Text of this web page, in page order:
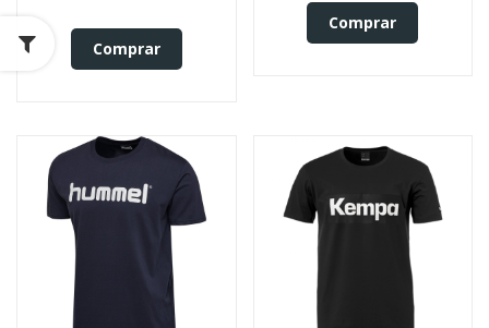
Comprar
Comprar